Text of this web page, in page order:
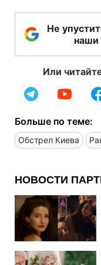
Не
наши
Или
Больше по теме:
Обстрел Киева